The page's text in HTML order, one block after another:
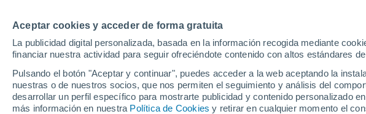
Aceptar cookies y acceder de forma gratuita
La publicidad digital personalizada, basada en la información recogida mediante
financiar nuestra actividad para seguir ofreciéndote contenido con altos estándares
Pulsando el botón "Aceptar y continuar", puedes acceder a la web aceptando la
nuestras o de nuestros socios, que nos permiten el seguimiento y análisis del
desarrollar un perfil específico para mostrarte publicidad y contenido personalizado
más información en nuestra Política de Cookies y retirar en cualquier momento el
Inicio Vídeos Las lluvias torrenciales provocan graves inundaciones en